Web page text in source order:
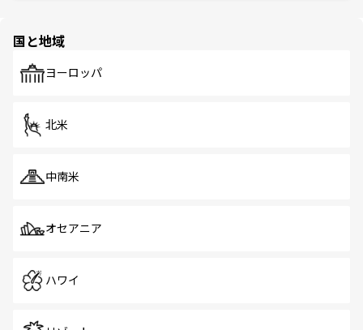
で、ホーカーズは地元の風情を楽しめる外せないスポット
国と地域
ヨーロッパ
北米
中南米
オセアニア
ハワイ